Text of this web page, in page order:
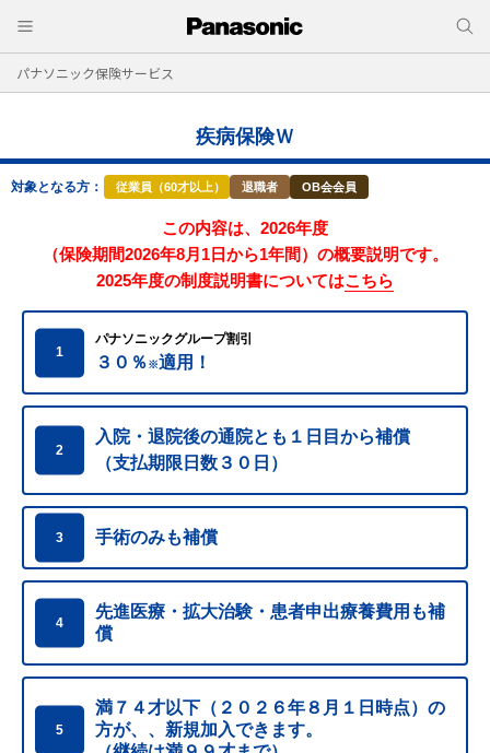
パナソニック保険サービス
疾病保険Ｗ
対象となる方： 従業員（60才以上） 退職者 OB会会員
この内容は、2026年度
（保険期間2026年8月1日から1年間）の概要説明です。
2025年度の制度説明書についてはこちら
1
パナソニックグループ割引
３０％ ※適用！
2
入院・退院後の通院とも１日目から補償
（支払期限日数３０日）
3 手術のみも補償
4
先進医療・拡大治験・患者申出療養費用も補
償
5
満７４才以下（２０２６年８月１日時点）の
方が、、 新規加入できます。